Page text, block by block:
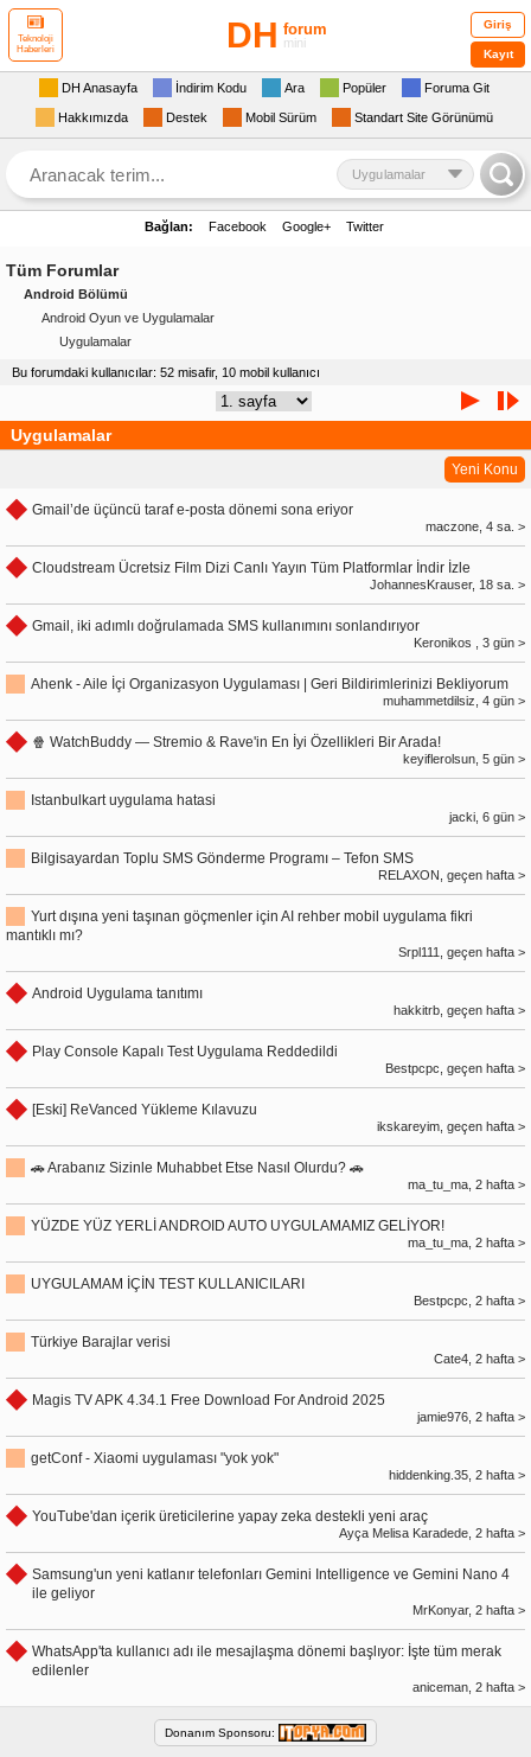
Teknoloji
Haberleri
DH forum
mini
Giriş
Kayıt
DH Anasayfa İndirim Kodu Ara Popüler Foruma Git
Hakkımızda Destek Mobil Sürüm Standart Site Görünümü
Uygulamalar
Bağlan: Facebook Google+ Twitter
Tüm Forumlar
Android Bölümü
Android Oyun ve Uygulamalar
Uygulamalar
Bu forumdaki kullanıcılar: 52 misafir, 10 mobil kullanıcı
Uygulamalar
Yeni Konu
Gmail’de üçüncü taraf e-posta dönemi sona eriyor
maczone, 4 sa. >
Cloudstream Ücretsiz Film Dizi Canlı Yayın Tüm Platformlar İndir İzle
JohannesKrauser, 18 sa. >
Gmail, iki adımlı doğrulamada SMS kullanımını sonlandırıyor
Keronikos , 3 gün >
Ahenk - Aile İçi Organizasyon Uygulaması | Geri Bildirimlerinizi Bekliyorum
muhammetdilsiz, 4 gün >
🍿 WatchBuddy — Stremio & Rave'in En İyi Özellikleri Bir Arada!
keyiflerolsun, 5 gün >
Istanbulkart uygulama hatasi
jacki, 6 gün >
Bilgisayardan Toplu SMS Gönderme Programı – Tefon SMS
RELAXON, geçen hafta >
Yurt dışına yeni taşınan göçmenler için AI rehber mobil uygulama fikri
mantıklı mı?
Srpl111, geçen hafta >
Android Uygulama tanıtımı
hakkitrb, geçen hafta >
Play Console Kapalı Test Uygulama Reddedildi
Bestpcpc, geçen hafta >
[Eski] ReVanced Yükleme Kılavuzu
ikskareyim, geçen hafta >
🚗 Arabanız Sizinle Muhabbet Etse Nasıl Olurdu? 🚗
ma_tu_ma, 2 hafta >
YÜZDE YÜZ YERLİ ANDROID AUTO UYGULAMAMIZ GELİYOR!
ma_tu_ma, 2 hafta >
UYGULAMAM İÇİN TEST KULLANICILARI
Bestpcpc, 2 hafta >
Türkiye Barajlar verisi
Cate4, 2 hafta >
Magis TV APK 4.34.1 Free Download For Android 2025
jamie976, 2 hafta >
getConf - Xiaomi uygulaması "yok yok"
hiddenking.35, 2 hafta >
YouTube'dan içerik üreticilerine yapay zeka destekli yeni araç
Ayça Melisa Karadede, 2 hafta >
Samsung'un yeni katlanır telefonları Gemini Intelligence ve Gemini Nano 4
ile geliyor
MrKonyar, 2 hafta >
WhatsApp'ta kullanıcı adı ile mesajlaşma dönemi başlıyor: İşte tüm merak
edilenler
aniceman, 2 hafta >
Donanım Sponsoru: